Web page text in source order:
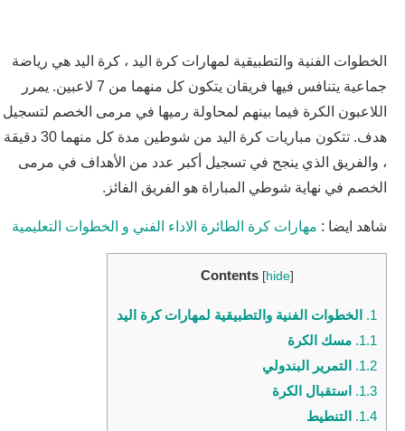
الخطوات الفنية والتطبيقية لمهارات كرة اليد ، كرة اليد هي رياضة
جماعية يتنافس فيها فريقان يتكون كل منهما من 7 لاعبين. يمرر
اللاعبون الكرة فيما بينهم لمحاولة رميها في مرمى الخصم لتسجيل
هدف. تتكون مباريات كرة اليد من شوطين مدة كل منهما 30 دقيقة
، والفريق الذي ينجح في تسجيل أكبر عدد من الأهداف في مرمى
الخصم في نهاية شوطي المباراة هو الفريق الفائز.
شاهد ايضا : مهارات كرة الطائرة الاداء الفني و الخطوات التعليمية
Contents [hide
الخطوات الفنية والتطبيقية لمهارات كرة اليد
1.1. مسك الكرة
1.2. التمرير البندولي
1.3. استقبال الكرة
1.4. التنطيط